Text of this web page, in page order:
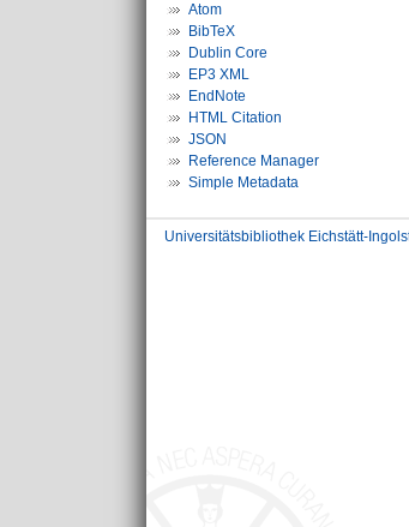
Atom
BibTeX
Dublin Core
EP3 XML
EndNote
HTML Citation
JSON
Reference Manager
Simple Metadata
Universitätsbibliothek Eichstätt-